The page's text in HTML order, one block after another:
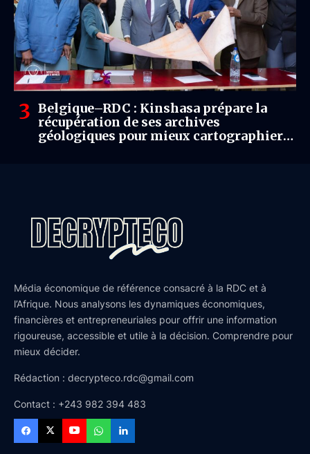
Belgique–RDC : Kinshasa prépare la
récupération de ses archives
géologiques pour mieux cartographier
Média économique de référence consacré à la RDC et à
l’Afrique. Nous analysons les dynamiques économiques,
financières et entrepreneuriales pour offrir une information
rigoureuse, accessible et utile à la décision. Comprendre pour
mieux décider.
Rédaction : decrypteco.rdc@gmail.com
Contact : +243 982 394 483